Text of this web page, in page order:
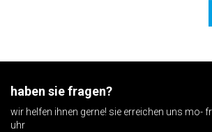
haben sie fragen?
wir helfen ihnen gerne! sie erreichen uns mo-
uhr